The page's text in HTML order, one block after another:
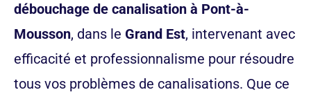
débouchage de canalisation à Pont-à-
Mousson, dans le Grand Est, intervenant avec
efficacité et professionnalisme pour résoudre
tous vos problèmes de canalisations. Que ce